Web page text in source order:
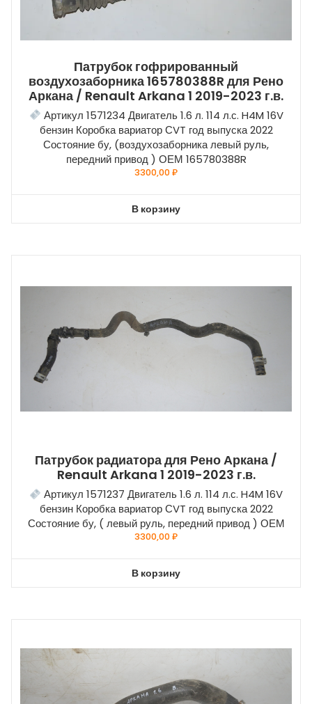
Патрубок гофрированный
воздухозаборника 165780388R для Рено
Аркана / Renault Arkana 1 2019-2023 г.в.
Артикул 1571234 Двигатель 1.6 л. 114 л.с. H4M 16V
бензин Коробка вариатор СVT год выпуска 2022
Состояние бу, (воздухозаборника левый руль,
передний привод ) ОЕМ 165780388R
3300,00₽
В корзину
Патрубок радиатора для Рено Аркана /
Renault Arkana 1 2019-2023 г.в.
Артикул 1571237 Двигатель 1.6 л. 114 л.с. H4M 16V
бензин Коробка вариатор СVT год выпуска 2022
Состояние бу, ( левый руль, передний привод ) ОЕМ
3300,00₽
В корзину